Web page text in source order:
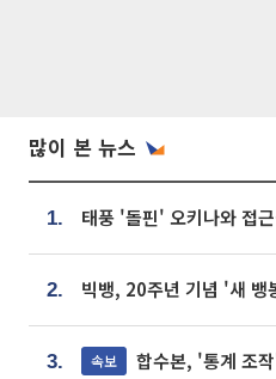
많이 본 뉴스
1.
2.
3. 속보 합수본, '통계 조작' 서울·